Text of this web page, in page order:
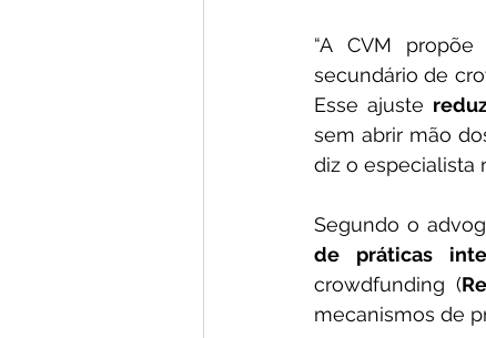
“A CVM
secundário de
Esse ajuste
sem abrir mão
diz o especialista
Segundo o
de práticas
crowdfunding (
mecanismos de